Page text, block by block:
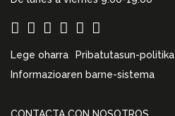
Lege oharra Pribatutasun-politika
Informazioaren barne-sistema